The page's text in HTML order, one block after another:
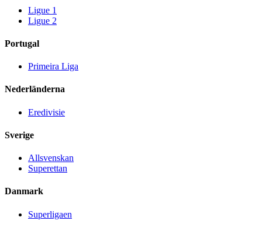
Ligue 1
Ligue 2
Portugal
Primeira Liga
Nederländerna
Eredivisie
Sverige
Allsvenskan
Superettan
Danmark
Superligaen